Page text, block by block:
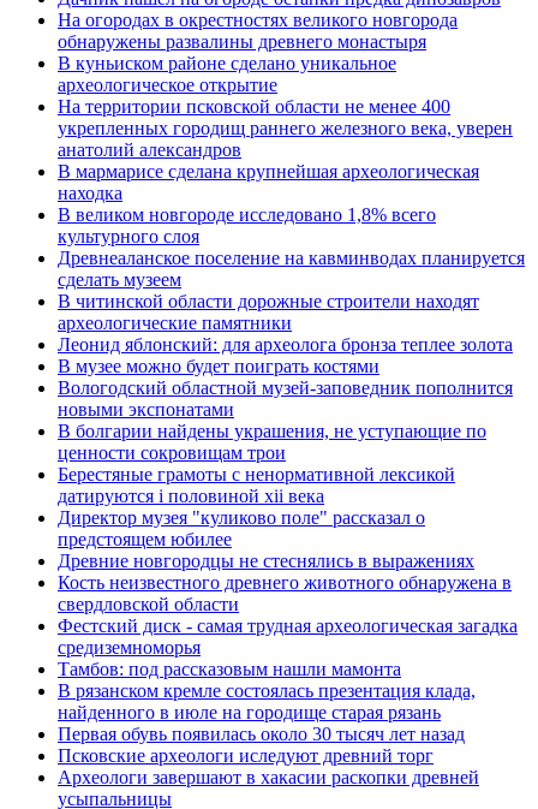
На огородах в окрестностях великого новгорода
обнаружены развалины древнего монастыря
В куньиском районе сделано уникальное
археологическое открытие
На территории псковской области не менее 400
укрепленных городищ раннего железного века, уверен
анатолий александров
В мармарисе сделана крупнейшая археологическая
находка
В великом новгороде исследовано 1,8% всего
культурного слоя
Древнеаланское поселение на кавминводах планируется
сделать музеем
В читинской области дорожные строители находят
археологические памятники
Леонид яблонский: для археолога бронза теплее золота
В музее можно будет поиграть костями
Вологодский областной музей-заповедник пополнится
новыми экспонатами
В болгарии найдены украшения, не уступающие по
ценности сокровищам трои
Берестяные грамоты с ненормативной лексикой
датируются i половиной xii века
Директор музея "куликово поле" рассказал о
предстоящем юбилее
Древние новгородцы не стеснялись в выражениях
Кость неизвестного древнего животного обнаружена в
свердловской области
Фестский диск - самая трудная археологическая загадка
средиземноморья
Тамбов: под рассказовым нашли мамонта
В рязанском кремле состоялась презентация клада,
найденного в июле на городище старая рязань
Первая обувь появилась около 30 тысяч лет назад
Псковские археологи иследуют древний торг
Археологи завершают в хакасии раскопки древней
усыпальницы